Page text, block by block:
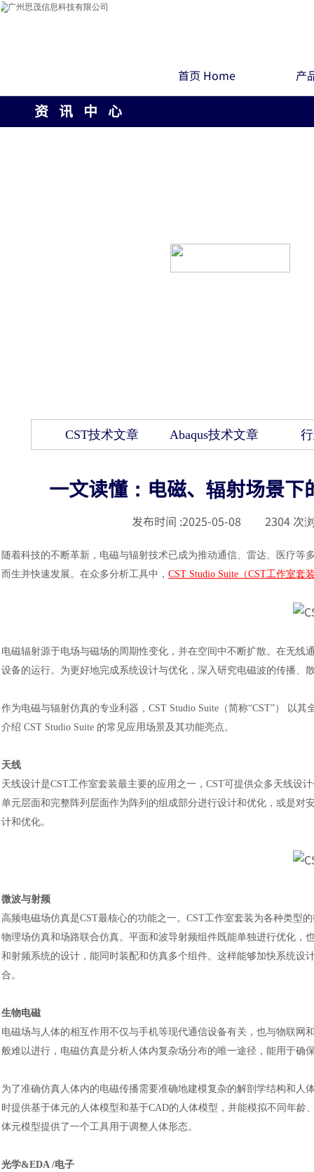
首页 Home 产
资 讯 中 心
CST技术文章 Abaqus技术文章
一文读懂：电磁、辐射场景
发布时间 :2025-05-08 2304 次
随着科技的不断革新，电磁与辐射技术已成为推动通信、雷达、医疗
而生并快速发展。在众多分析工具中， CST Studio Suite（CST工作室套
电磁辐射源于电场与磁场的周期性变化，并在空间中不断扩散。在无
设备的运行。为更好地完成系统设计与优化，深入研究电磁波的传播、
作为电磁与辐射仿真的专业利器， CST Studio Suite（简称“CST”） 以
介绍 CST Studio Suite 的常见应用场景及其功能亮点。
天线
天线设计是CST工作室套装最主要的应用之一，CST可提供众多天线设
单元层面和完整阵列层面作为阵列的组成部分进行设计和优化，或是
计和优化。
微波与射频
高频电磁场仿真是CST最核心的功能之一。CST工作室套装为各种类型
物理场仿真和场路联合仿真。平面和波导射频组件既能单独进行优化
和射频系统的设计，能同时装配和仿真多个组件。这样能够加快系统
合。
生物电磁
电磁场与人体的相互作用不仅与手机等现代通信设备有关，也与物联
般难以进行，电磁仿真是分析人体内复杂场分布的唯一途径，能用于
为了准确仿真人体内的电磁传播需要准确地建模复杂的解剖学结构和
时提供基于体元的人体模型和基于CAD的人体模型，并能模拟不同年
体元模型提供了一个工具用于调整人体形态。
光学&EDA /电子